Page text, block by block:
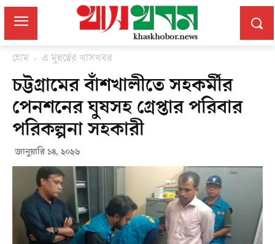
হোম এ মুহুর্ত্বের খাসখবর
চট্টগ্রামের বাঁশখালীতে সহকর্মীর
পেনশনের ঘুষসহ গ্রেপ্তার পরিবার
পরিকল্পনা সহকারী
জানুয়ারি ১৪, ২০২৬